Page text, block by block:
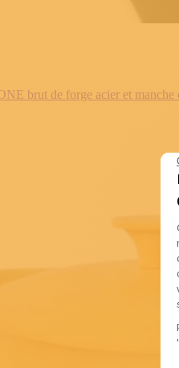
brut de forge acier et